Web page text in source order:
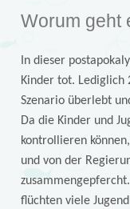
Worum geht
In dieser
Kinder tot. Lediglich
Szenario überlebt
Da die Kinder und
kontrollieren
und von der
flüchten viele